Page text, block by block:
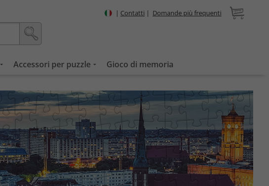
| Contatti | Domande più frequenti
Accessori per puzzle Gioco di memoria